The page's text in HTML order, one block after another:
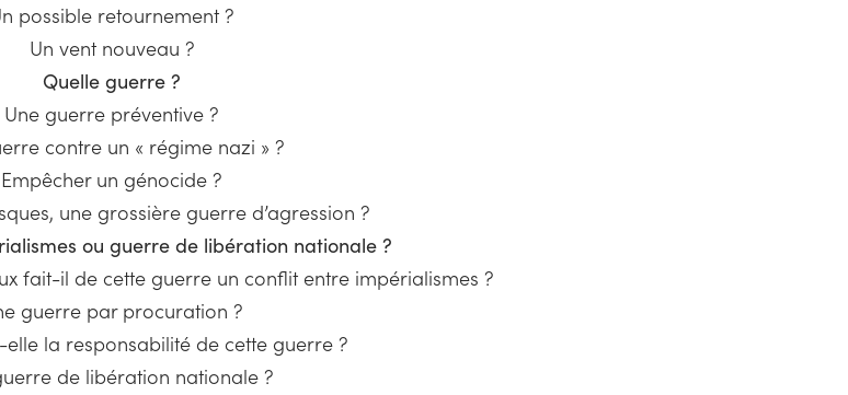
possible retournement ?
Un vent nouveau ?
Quelle guerre ?
Une guerre préventive ?
contre un « régime nazi » ?
Empêcher un génocide ?
une grossière guerre d’agression ?
ou guerre de libération nationale ?
fait-il de cette guerre un conflit entre impérialismes ?
guerre par procuration ?
elle la responsabilité de cette guerre ?
de libération nationale ?